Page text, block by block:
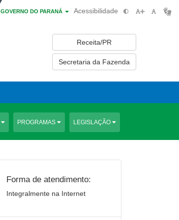
GOVERNO DO PARANÁ Acessibilidade
Receita/PR
Secretaria da Fazenda
PROGRAMAS LEGISLAÇÃO
Forma de atendimento:
Integralmente na Internet